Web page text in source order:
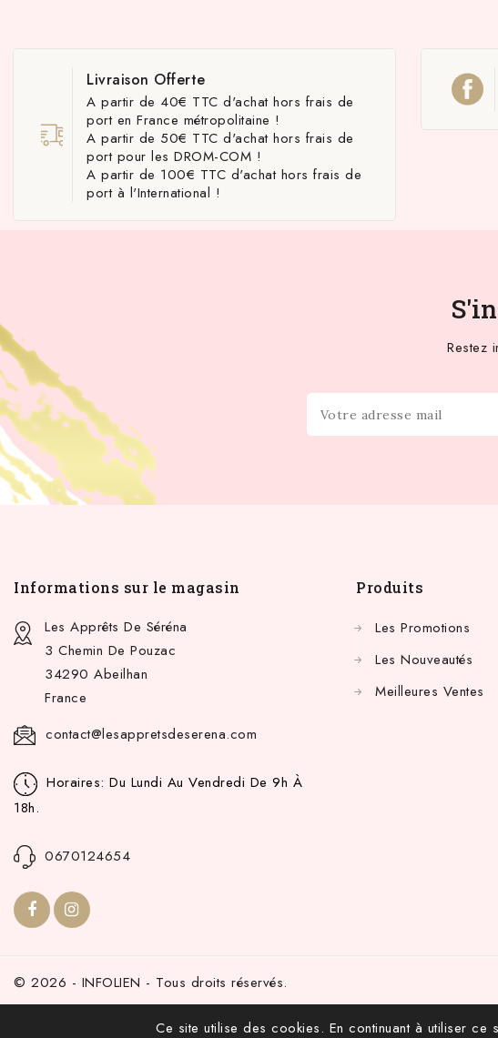
Livraison Offerte
A partir de 40€ TTC d'achat hors frais de
port en France métropolitaine !
A partir de 50€ TTC d'achat hors frais de
port pour les DROM-COM !
A partir de 100€ TTC d'achat hors frais de
port à l'International !
Restez
Informations sur le magasin
Les Apprêts De Séréna
3 Chemin De Pouzac
34290 Abeilhan
France
contact@lesappretsdeserena.com
Horaires: Du Lundi Au Vendredi De 9h À
18h.
0670124654
Produits
Les Promotions
Les Nouveautés
Meilleures Ventes
Ce site utilise des cookies. En continuant à utiliser
© 2026 - INFOLIEN - Tous droits réservés.